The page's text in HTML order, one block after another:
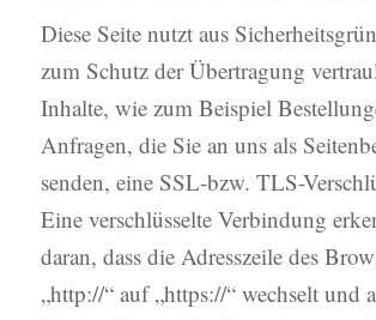
Diese Seite nutzt aus
zum Schutz der Übertragung
Inhalte, wie zum Beispiel
Anfragen, die Sie an uns als
senden, eine SSL-bzw. TLS-
Eine verschlüsselte Verbindung
daran, dass die Adresszeile des
„http://“ auf „https://“ wechselt und